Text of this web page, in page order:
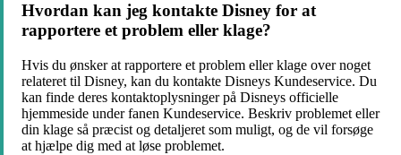
Hvordan kan jeg kontakte Disney for at
rapportere et problem eller klage?
Hvis du ønsker at rapportere et problem eller klage over noget
relateret til Disney, kan du kontakte Disneys Kundeservice. Du
kan finde deres kontaktoplysninger på Disneys officielle
hjemmeside under fanen Kundeservice. Beskriv problemet eller
din klage så præcist og detaljeret som muligt, og de vil forsøge
at hjælpe dig med at løse problemet.